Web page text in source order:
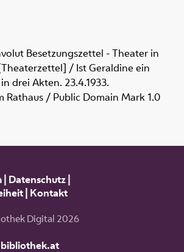
Besetzungszettel - Theater in
/ Ist Geraldine ein
drei Akten. 23.4.1933.
Rathaus / Public Domain Mark 1.0
| Datenschutz|
| Kontakt
Digital 2026